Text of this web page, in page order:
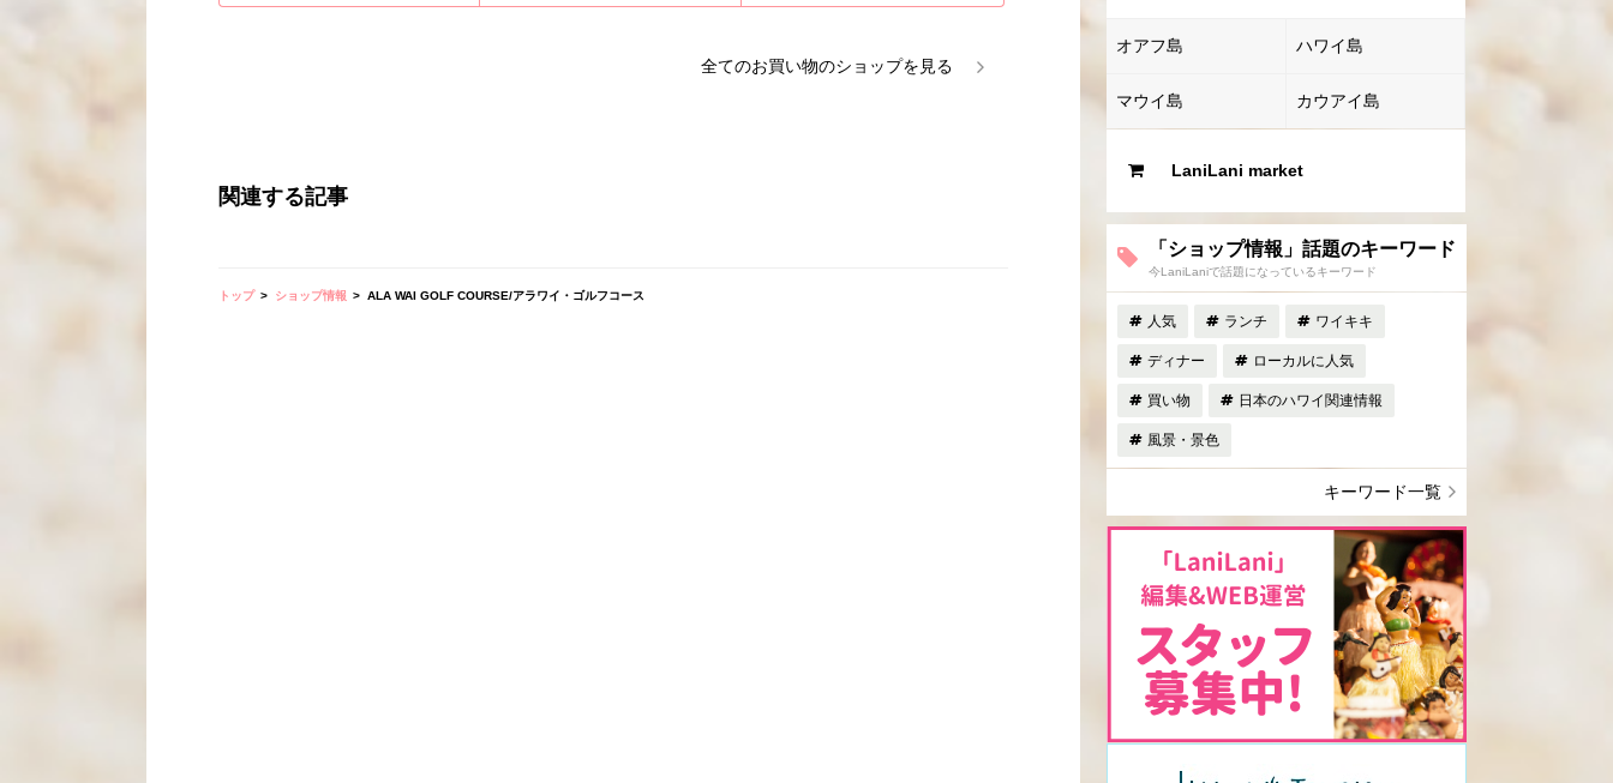
全てのお買い物のショップを見る
関連する記事
トップ ショップ情報 ALA WAI GOLF COURSE/アラワイ・ゴルフコース
オアフ島 ハワイ島
マウイ島 カウアイ島
LaniLani market
「ショップ情報」話題のキーワード
今LaniLaniで話題になっているキーワード
人気 ランチ ワイキキ
ディナー ローカルに人気
買い物 日本のハワイ関連情報
風景・景色
キーワード一覧